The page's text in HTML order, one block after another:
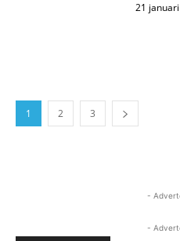
21
1 2 3
-
-